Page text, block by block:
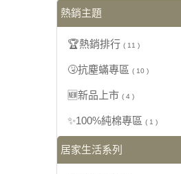
熱銷主題
🏆熱銷排行 ( 11 )
🤧抗塵蟎專區 ( 10 )
🆕新品上市 ( 4 )
✨100%純棉專區 ( 1 )
居家生活系列